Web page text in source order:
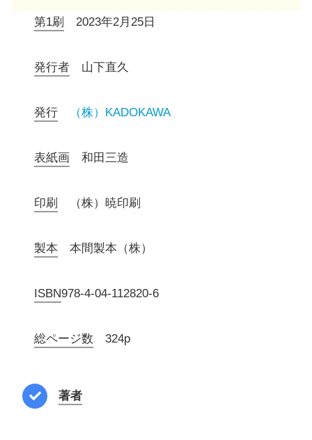
第1刷 2023年2月25日
発行者 山下直久
発行 （株）KADOKAWA
表紙画 和田三造
印刷 （株）暁印刷
製本 本間製本（株）
ISBN978-4-04-112820-6
総ページ数 324p
著者